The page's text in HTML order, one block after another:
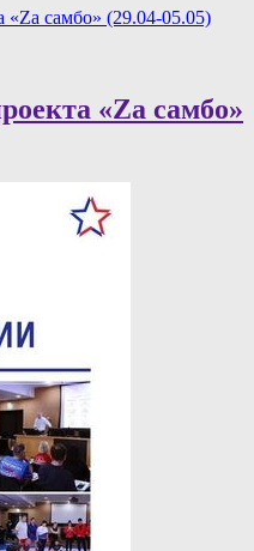
«Zа самбо» (29.04-05.05)
«Zа самбо»